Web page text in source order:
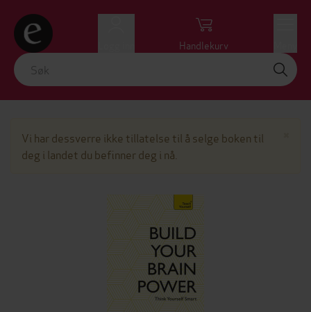
Handlekurv
Vi har dessverre ikke tillatelse til å selge boken til
deg i landet du befinner deg i nå.